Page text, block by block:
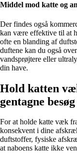
Middel mod katte og
Der findes også
kan være effektive til at
ofte en blanding af
duftene kan du også
vandsprøjtere eller
din have.
Hold katten
gentagne besøg
For at holde katte væk
konsekvent i dine
duftstoffer, fysiske
at naboens katte ikke